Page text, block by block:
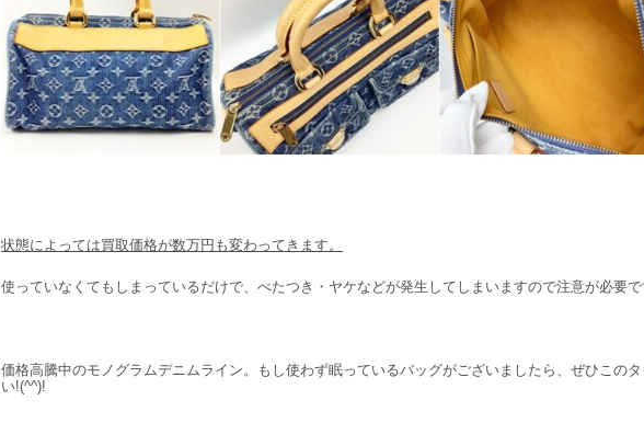
状態によっては買取価格が数万円も変わってきます。
使っていなくてもしまっているだけで、べたつき・ヤケなどが発生してしまいますので注意が必要
価格高騰中のモノグラムデニムライン。もし使わず眠っているバッグがございましたら、ぜひこの
い!(^^)!